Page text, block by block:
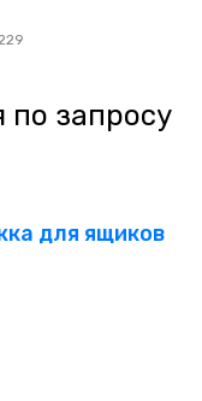
по запросу
для ящиков